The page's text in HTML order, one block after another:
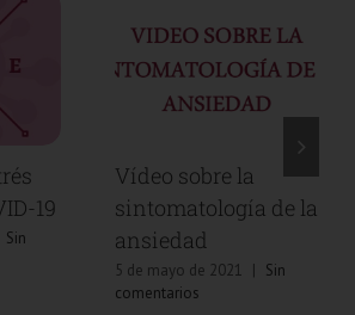
19
Sin
Vídeo sobre la
sintomatología de la
ansiedad
5 de mayo de 2021 | Sin
comentarios